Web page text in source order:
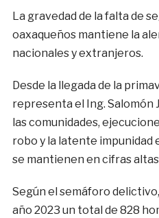
La gravedad de la falta de
oaxaqueños mantiene la
nacionales y extranjeros.
Desde la llegada de la
representa el Ing. Salomón
las comunidades,
robo y la latente impunidad
se mantienen en cifras
Según el semáforo
año 2023 un total de 828